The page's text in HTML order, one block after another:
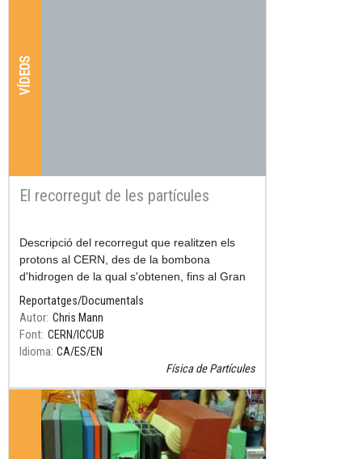
VÍDEOS
El recorregut de les partícules
Resum
Descripció del recorregut que realitzen els
protons al CERN, des de la bombona
d'hidrogen de la qual s'obtenen, fins al Gran
Accelerador d'Hadrons (LHC), passant per
diversos acceleradors intermitj
Reportatges/Documentals
Autor Chris Mann
Font CERN/ICCUB
Idioma CA ES EN
Física de Partícules